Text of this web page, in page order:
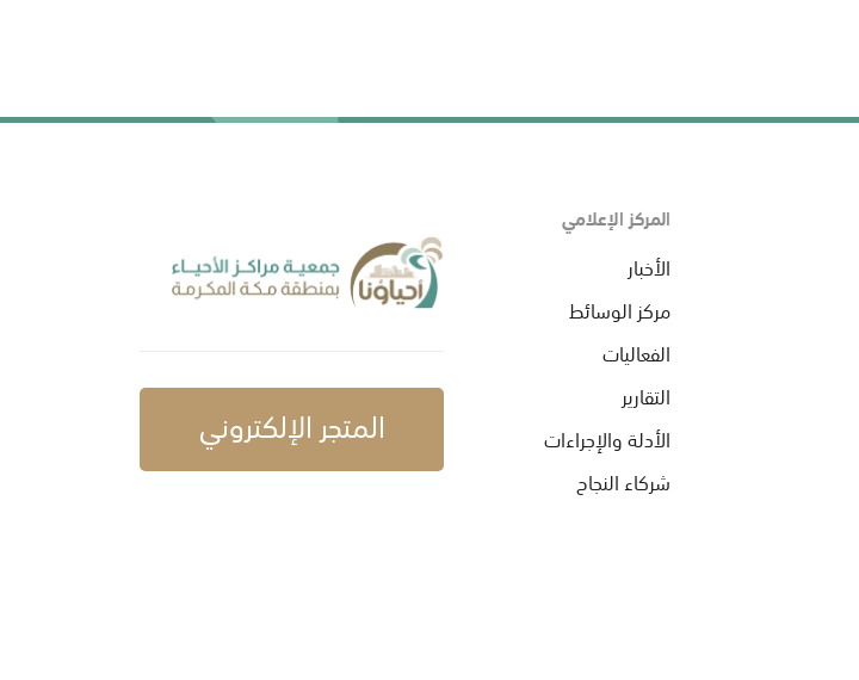
المركز الإعلامي
الأخبار
مركز الوسائط
الفعاليات
التقارير
الأدلة والإجراءات
شركاء النجاح
المتجر الإلكتروني